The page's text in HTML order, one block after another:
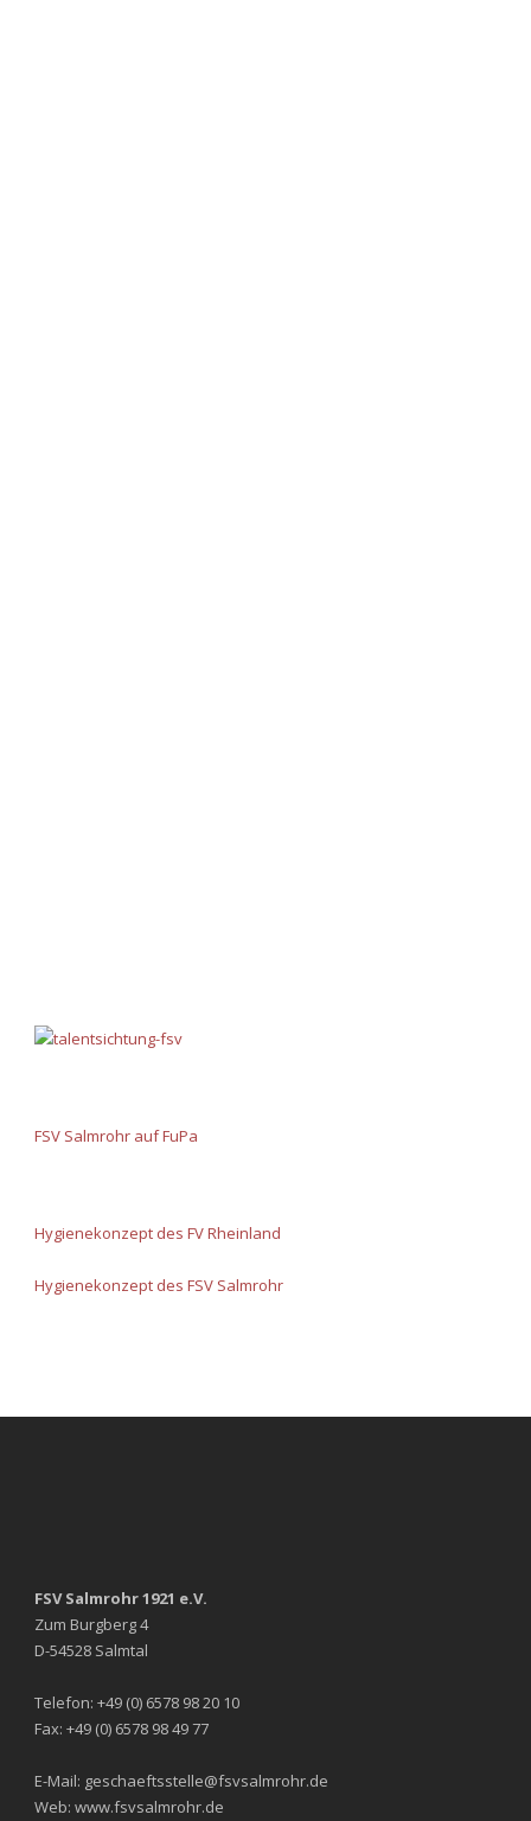
FSV Salmrohr auf FuPa
Hygienekonzept des FV Rheinland
Hygienekonzept des FSV Salmrohr
FSV Salmrohr 1921 e.V.
Zum Burgberg 4
D-54528 Salmtal
Telefon: +49 (0) 6578 98 20 10
Fax: +49 (0) 6578 98 49 77
E-Mail: geschaeftsstelle@fsvsalmrohr.de
Web: www.fsvsalmrohr.de